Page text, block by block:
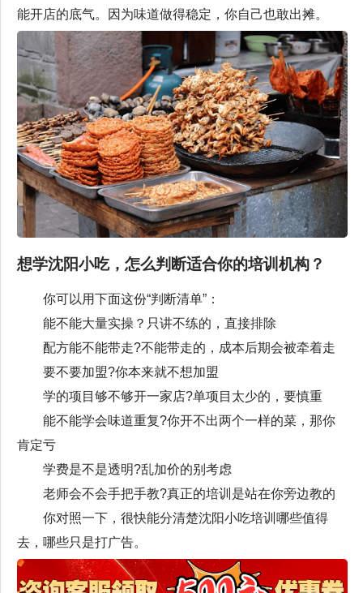
能开店的底气。因为味道做得稳定，你自己也敢出摊。
想学沈阳小吃，怎么判断适合你的培训机构？
你可以用下面这份“判断清单”：
能不能大量实操？只讲不练的，直接排除
配方能不能带走?不能带走的，成本后期会被牵着走
要不要加盟?你本来就不想加盟
学的项目够不够开一家店?单项目太少的，要慎重
能不能学会味道重复?你开不出两个一样的菜，那你
肯定亏
学费是不是透明?乱加价的别考虑
老师会不会手把手教?真正的培训是站在你旁边教的
你对照一下，很快能分清楚沈阳小吃培训哪些值得
去，哪些只是打广告。